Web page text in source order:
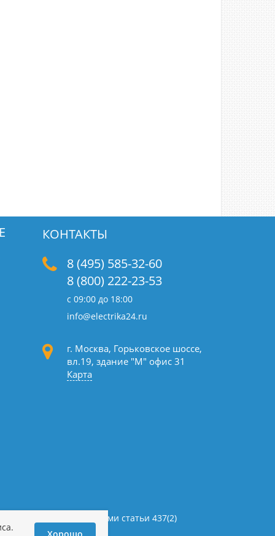
КОНТАКТЫ
8 (495) 585-32-60
8 (800) 222-23-53
с 09:00 до 18:00
info@electrika24.ru
г. Москва, Горьковское шоссе,
вл.19, здание "М" офис 31
Карта
положениями статьи 437(2)
данных
Хорошо